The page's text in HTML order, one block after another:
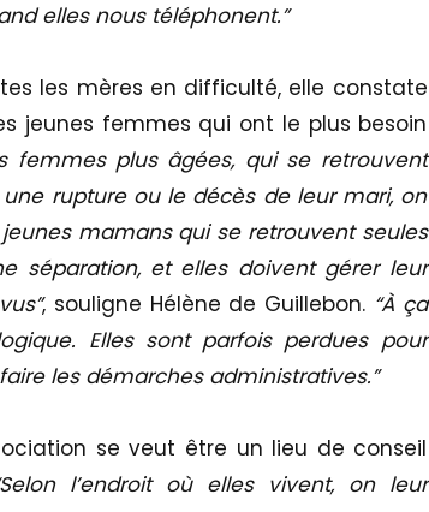
elles nous téléphonent.”
les mères en difficulté, elle constate
jeunes femmes qui ont le plus besoin
femmes plus âgées, qui se retrouvent
rupture ou le décès de leur mari, on
mamans qui se retrouvent seules
séparation, et elles doivent gérer leur
, souligne Hélène de Guillebon. “À ça
Elles sont parfois perdues pour
les démarches administratives.”
se veut être un lieu de conseil
l’endroit où elles vivent, on leur